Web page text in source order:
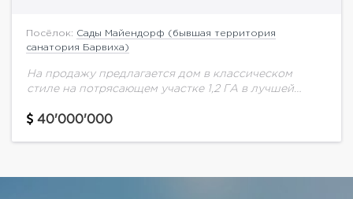
Посёлок: Сады Майендорф (бывшая территория
санатория Барвиха)
На продажу предлагается дом в классическом
стиле на потрясающем участке 1,2 ГА в лучшей
роскошная зона SPA c большим бассейном.
40'000'000